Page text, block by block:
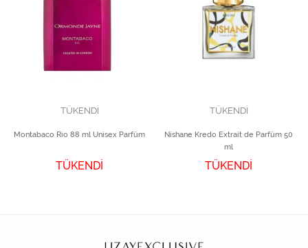
TÜKENDİ
Montabaco Rio 88 ml Unisex Parfüm
TÜKENDİ
TÜKENDİ
Nishane Kredo Extrait de Parfüm 50
ml
TÜKENDİ